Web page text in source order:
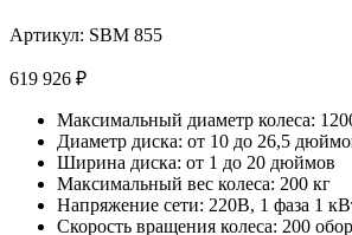
Артикул: SBM 855
619 926 ₽
Максимальный диаметр колеса:
Диаметр диска: от 10 до 26,5
Ширина диска: от 1 до 20 дюймов
Максимальный вес колеса: 200 кг
Напряжение сети: 220В, 1 фаза 1
Скорость вращения колеса: 200